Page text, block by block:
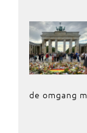
de omgang